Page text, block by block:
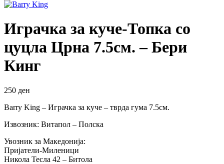
Играчка за куче-Топка со
цуцла Црна 7.5см. – Бери
Кинг
250 ден
Barry King – Играчка за куче – тврда гума 7.5см.
Извозник: Витапол – Полска
Увозник за Македонија:
Пријатели-Миленици
Никола Тесла 42 – Битола